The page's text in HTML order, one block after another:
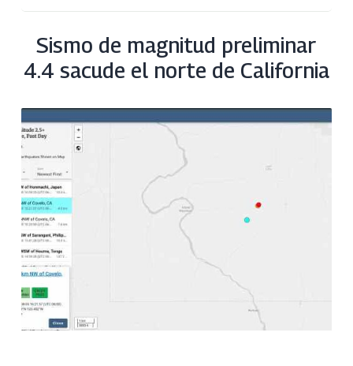
Sismo de magnitud preliminar
4.4 sacude el norte de California